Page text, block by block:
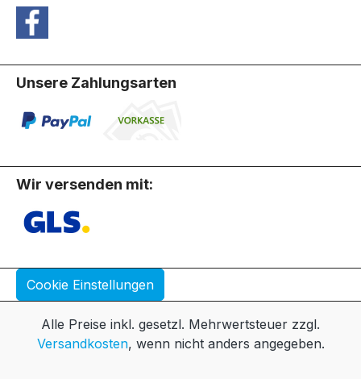
Unsere Zahlungsarten
Wir versenden mit:
Cookie Einstellungen
Alle Preise inkl. gesetzl. Mehrwertsteuer zzgl.
Versandkosten, wenn nicht anders angegeben.